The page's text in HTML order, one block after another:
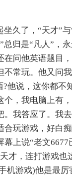
久了，“天才”与
总归是“凡人”，
在问他英语题目
不常玩。他又问
他说，这你都不
个，我电脑上有
。我答应了。我
合玩游戏，好白
幕上说“老文6677
才，连打游戏也
机游戏)他是最